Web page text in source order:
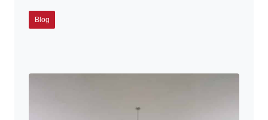
Blog